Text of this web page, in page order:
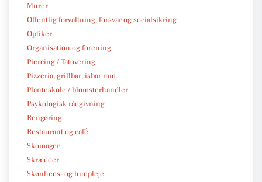
Murer
Offentlig forvaltning, forsvar og socialsikring
Optiker
Organisation og forening
Piercing / Tatovering
Pizzeria, grillbar, isbar mm.
Planteskole / blomsterhandler
Psykologisk rådgivning
Rengøring
Restaurant og café
Skomager
Skrædder
Skønheds- og hudpleje